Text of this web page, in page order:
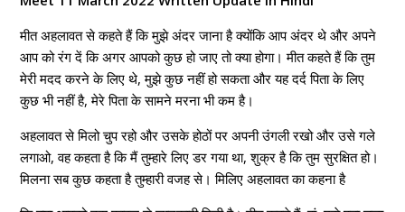
मीत अहलावत से कहते हैं कि मुझे अंदर जाना है क्योंकि आप अंदर थे और अपने
आप को रंग दें कि अगर आपको कुछ हो जाए तो क्या होगा। मीत कहते हैं कि तुम
मेरी मदद करने के लिए थे, मुझे कुछ नहीं हो सकता और यह दर्द पिता के लिए
कुछ भी नहीं है, मेरे पिता के सामने मरना भी कम है।
अहलावत से मिलो चुप रहो और उसके होठों पर अपनी उंगली रखो और उसे गले
लगाओ, वह कहता है कि मैं तुम्हारे लिए डर गया था, शुक्र है कि तुम सुरक्षित हो।
मिलना सब कुछ कहता है तुम्हारी वजह से। मिलिए अहलावत का कहना है